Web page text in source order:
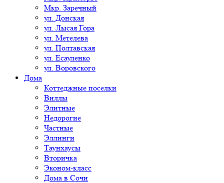
Мкр. Заречный
ул. Донская
ул. Лысая Гора
ул. Метелева
ул. Полтавская
ул. Есауленко
ул. Воровского
Дома
Коттеджные поселки
Виллы
Элитные
Недорогие
Частные
Эллинги
Таунхаусы
Вторичка
Эконом-класс
Дома в Сочи